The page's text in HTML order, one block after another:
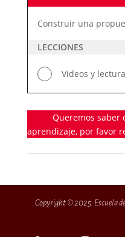
Construir una
LECCIONES
Videos y
Queremos saber
aprendizaje, por favor
Copyright © 2025. Escuela